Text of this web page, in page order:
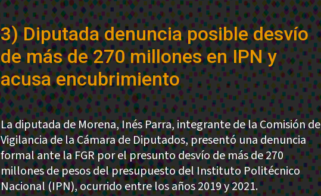
3) Diputada denuncia posible desvío
de más de 270 millones en IPN y
acusa encubrimiento
La diputada de Morena, Inés Parra, integrante de la Comisión de
Vigilancia de la Cámara de Diputados, presentó una denuncia
formal ante la FGR por el presunto desvío de más de 270
millones de pesos del presupuesto del Instituto Politécnico
Nacional (IPN), ocurrido entre los años 2019 y 2021.